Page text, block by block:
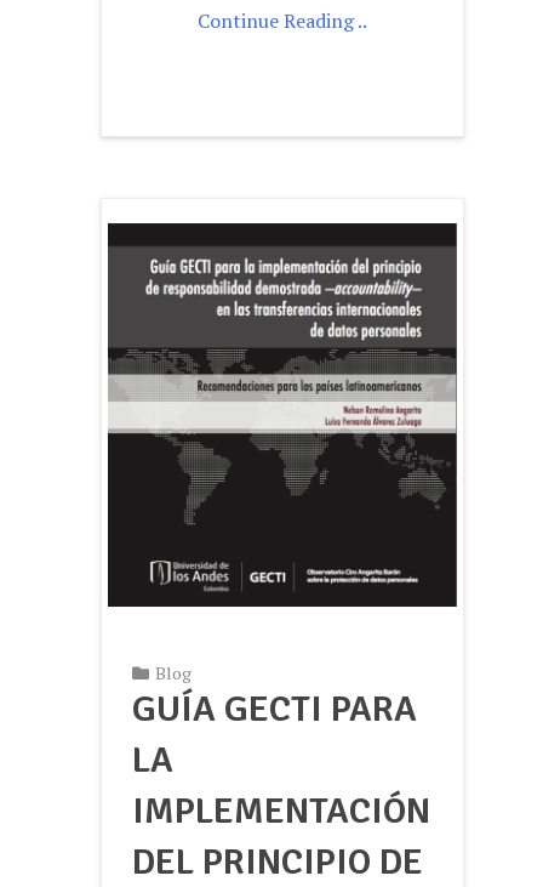
Continue Reading ..
Blog
GUÍA GECTI PARA
LA
IMPLEMENTACIÓN
DEL PRINCIPIO DE